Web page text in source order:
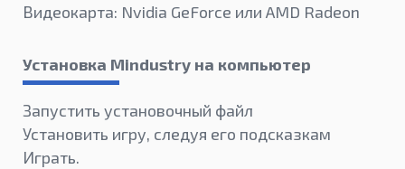
Видеокарта: Nvidia GeForce или AMD Radeon
Установка Mindustry на компьютер
Запустить установочный файл
Установить игру, следуя его подсказкам
Играть.